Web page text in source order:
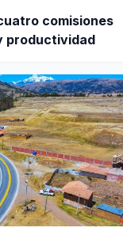
comisiones
productividad